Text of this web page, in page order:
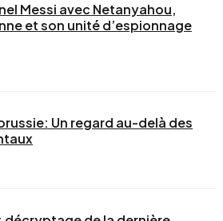
Messi avec Netanyahou,
et son unité d’espionnage
Un regard au-delà des